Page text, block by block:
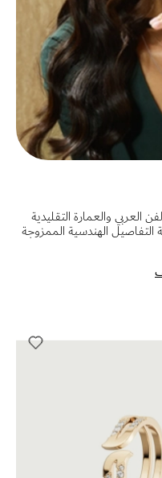
والعمارة التقليدية
التفاصيل الهندسية الممزوجة